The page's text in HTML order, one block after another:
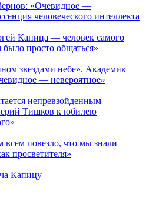
«Очевидное —
человеческого интеллекта
Капица — человек самого
просто общаться»
звездами небе». Академик
— невероятное»
непревзойденным
Тишков к юбилею
всем повезло, что мы знали
просветителя»
Капицу